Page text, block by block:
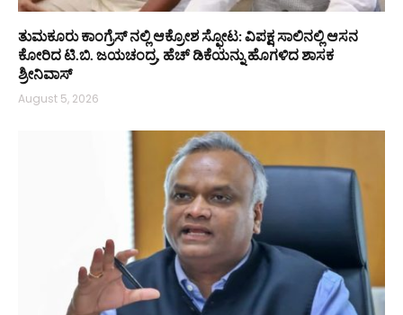
ತುಮಕೂರು ಕಾಂಗ್ರೆಸ್ ನಲ್ಲಿ ಆಕ್ರೋಶ ಸ್ಫೋಟ: ವಿಪಕ್ಷ ಸಾಲಿನಲ್ಲಿ ಆಸನ
ಕೋರಿದ ಟಿ.ಬಿ. ಜಯಚಂದ್ರ, ಹೆಚ್ ಡಿಕೆಯನ್ನು ಹೊಗಳಿದ ಶಾಸಕ
ಶ್ರೀನಿವಾಸ್
August 5, 2026